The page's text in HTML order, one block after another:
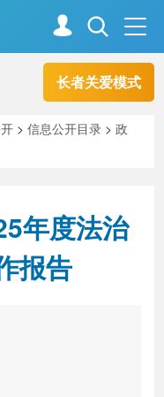
长者关爱模式
走进资阳
解读回应
>信息公开目录 >政
年度法治
报告